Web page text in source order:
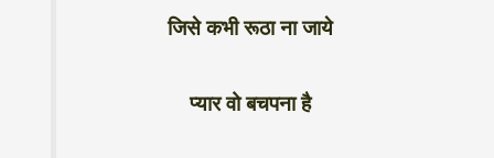
जिसे कभी रूठा ना जाये
प्यार वो बचपना है